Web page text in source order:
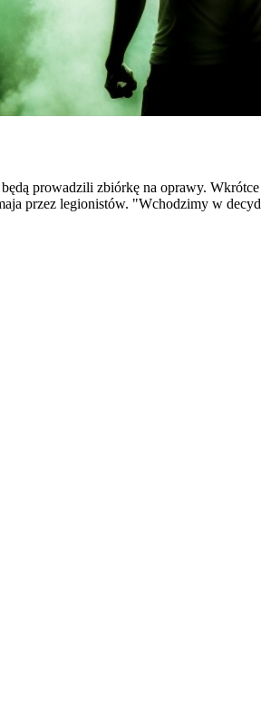
prowadzili zbiórkę na oprawy.
przez legionistów. "Wchodzimy w